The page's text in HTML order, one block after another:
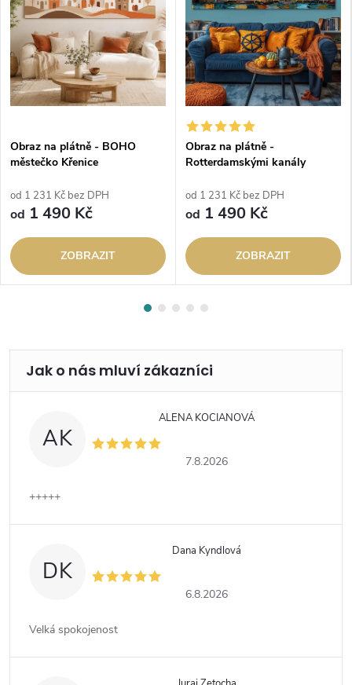
Obraz na plátně - BOHO
městečko Křenice
od 1 231 Kč bez DPH
od 1 490 Kč
ZOBRAZIT
Obraz na plátně -
Rotterdamskými kanály
od 1 231 Kč bez DPH
od 1 490 Kč
ZOBRAZIT
AK
ALENA KOCIANOVÁ
7.8.2026
+++++
DK
Dana Kyndlová
6.8.2026
Velká spokojenost